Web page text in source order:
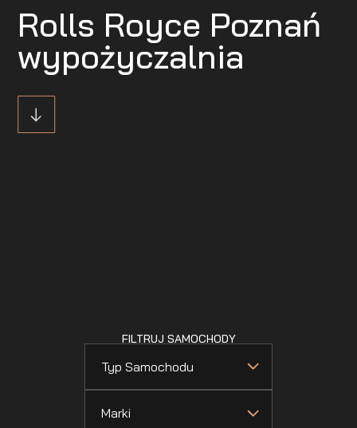
Rolls Royce Poznań
wypożyczalnia
FILTRUJ SAMOCHODY
Typ Samochodu
Marki